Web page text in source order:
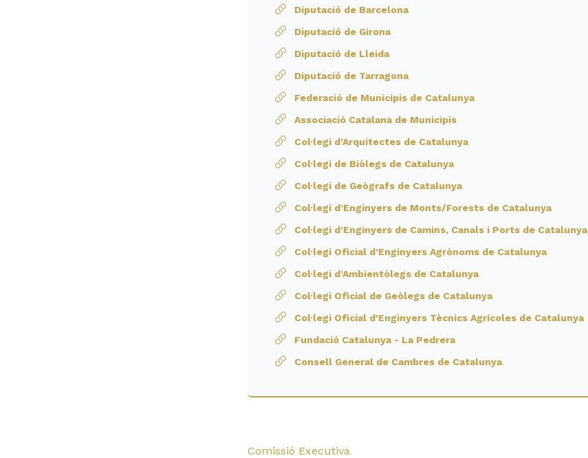
Diputació de Barcelona
Diputació de Girona
Diputació de Lleida
Diputació de Tarragona
Federació de Municipis de Catalunya
Associació Catalana de Municipis
Col·legi d’Arquitectes de Catalunya
Col·legi de Biòlegs de Catalunya
Col·legi de Geògrafs de Catalunya
Col·legi d’Enginyers de Monts/Forests de Catalunya
Col·legi d’Enginyers de Camins, Canals i Ports de Catalunya
Col·legi Oficial d’Enginyers Agrònoms de Catalunya
Col·legi d’Ambientòlegs de Catalunya
Col·legi Oficial de Geòlegs de Catalunya
Col·legi Oficial d'Enginyers Tècnics Agrícoles de Catalunya
Fundació Catalunya - La Pedrera
Consell General de Cambres de Catalunya
Comissió Executiva